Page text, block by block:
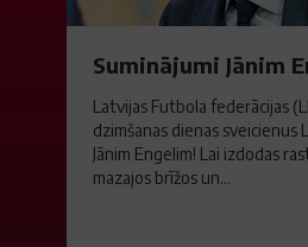
Suminājumi Jānim
Latvijas Futbola federācijas
dzimšanas dienas sveicienus
Jānim Engelim! Lai izdodas
mazajos brīžos un...